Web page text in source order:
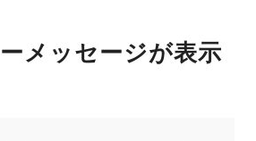
メッセージが表示